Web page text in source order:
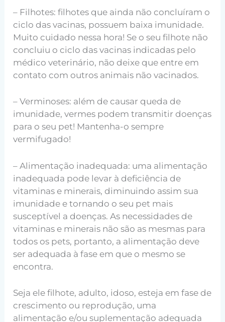
– Filhotes: filhotes que ainda não concluíram o
ciclo das vacinas, possuem baixa imunidade.
Muito cuidado nessa hora! Se o seu filhote não
concluiu o ciclo das vacinas indicadas pelo
médico veterinário, não deixe que entre em
contato com outros animais não vacinados.
– Verminoses: além de causar queda de
imunidade, vermes podem transmitir doenças
para o seu pet! Mantenha-o sempre
vermifugado!
– Alimentação inadequada: uma alimentação
inadequada pode levar à deficiência de
vitaminas e minerais, diminuindo assim sua
imunidade e tornando o seu pet mais
susceptível a doenças. As necessidades de
vitaminas e minerais não são as mesmas para
todos os pets, portanto, a alimentação deve
ser adequada à fase em que o mesmo se
encontra.
Seja ele filhote, adulto, idoso, esteja em fase de
crescimento ou reprodução, uma
alimentação e/ou suplementação adequada